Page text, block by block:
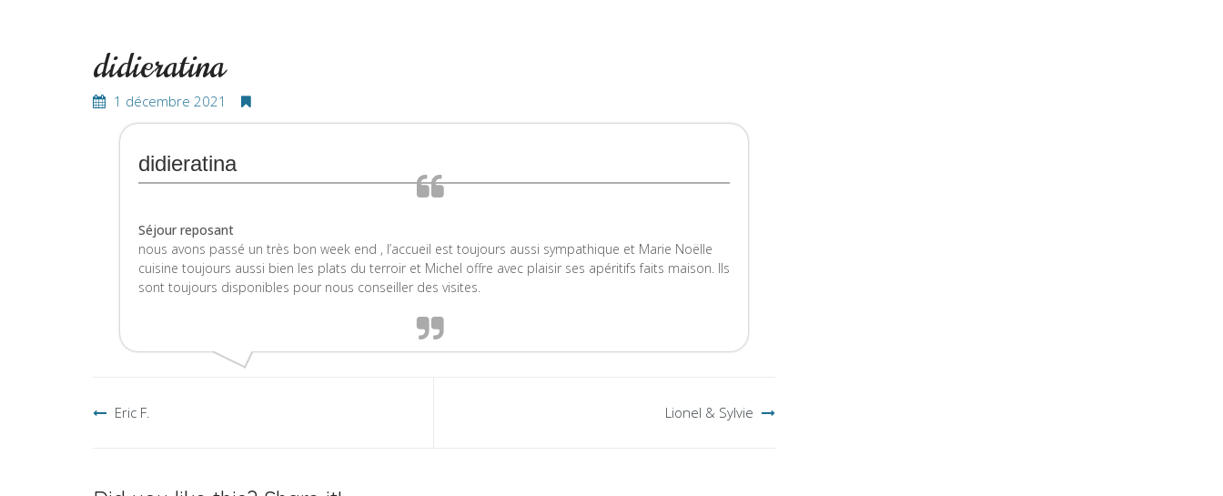
didieratina
1 décembre 2021
didieratina
Séjour reposant
nous avons passé un très bon week end , l’accueil est toujours aussi sympathique et Marie Noëlle
cuisine toujours aussi bien les plats du terroir et Michel offre avec plaisir ses apéritifs faits maison. Ils
sont toujours disponibles pour nous conseiller des visites.
deEric F. Lionel & Sylvie